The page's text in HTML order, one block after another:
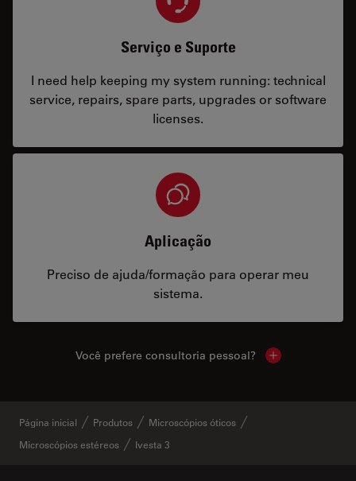
Serviço e Suporte
I need help keeping my system running: technical
service, repairs, spare parts, upgrades or software
licenses.
Aplicação
Preciso de ajuda/formação para operar meu
sistema.
Você prefere consultoria pessoal? Show local
Página inicial Produtos
Microscópios óticos
Microscópios estéreos
Ivesta 3